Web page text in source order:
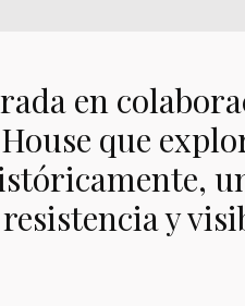
en
que
y